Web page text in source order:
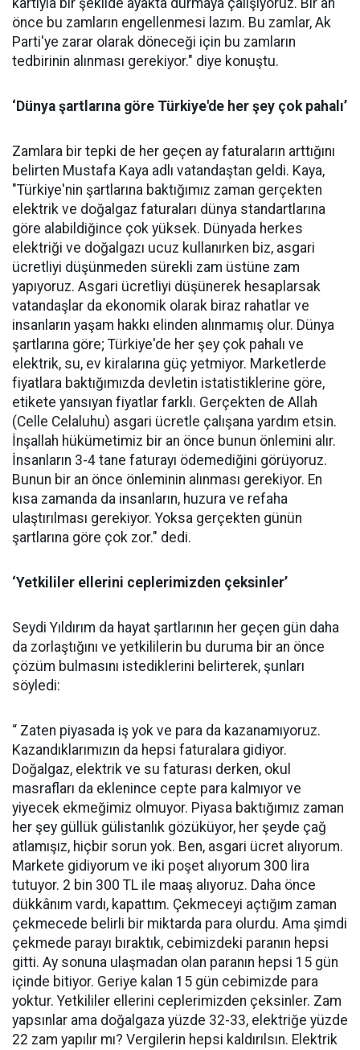
kartıyla bir şekilde ayakta durmaya çalışıyoruz. Bir an
önce bu zamların engellenmesi lazım. Bu zamlar, Ak
Parti'ye zarar olarak döneceği için bu zamların
tedbirinin alınması gerekiyor." diye konuştu.
‘Dünya şartlarına göre Türkiye'de her şey çok pahalı’
Zamlara bir tepki de her geçen ay faturaların arttığını
belirten Mustafa Kaya adlı vatandaştan geldi. Kaya,
"Türkiye'nin şartlarına baktığımız zaman gerçekten
elektrik ve doğalgaz faturaları dünya standartlarına
göre alabildiğince çok yüksek. Dünyada herkes
elektriği ve doğalgazı ucuz kullanırken biz, asgari
ücretliyi düşünmeden sürekli zam üstüne zam
yapıyoruz. Asgari ücretliyi düşünerek hesaplarsak
vatandaşlar da ekonomik olarak biraz rahatlar ve
insanların yaşam hakkı elinden alınmamış olur. Dünya
şartlarına göre; Türkiye'de her şey çok pahalı ve
elektrik, su, ev kiralarına güç yetmiyor. Marketlerde
fiyatlara baktığımızda devletin istatistiklerine göre,
etikete yansıyan fiyatlar farklı. Gerçekten de Allah
(Celle Celaluhu) asgari ücretle çalışana yardım etsin.
İnşallah hükümetimiz bir an önce bunun önlemini alır.
İnsanların 3-4 tane faturayı ödemediğini görüyoruz.
Bunun bir an önce önleminin alınması gerekiyor. En
kısa zamanda da insanların, huzura ve refaha
ulaştırılması gerekiyor. Yoksa gerçekten günün
şartlarına göre çok zor." dedi.
‘Yetkililer ellerini ceplerimizden çeksinler’
Seydi Yıldırım da hayat şartlarının her geçen gün daha
da zorlaştığını ve yetkililerin bu duruma bir an önce
çözüm bulmasını istediklerini belirterek, şunları
söyledi:
“ Zaten piyasada iş yok ve para da kazanamıyoruz.
Kazandıklarımızın da hepsi faturalara gidiyor.
Doğalgaz, elektrik ve su faturası derken, okul
masrafları da eklenince cepte para kalmıyor ve
yiyecek ekmeğimiz olmuyor. Piyasa baktığımız zaman
her şey güllük gülistanlık gözüküyor, her şeyde çağ
atlamışız, hiçbir sorun yok. Ben, asgari ücret alıyorum.
Markete gidiyorum ve iki poşet alıyorum 300 lira
tutuyor. 2 bin 300 TL ile maaş alıyoruz. Daha önce
dükkânım vardı, kapattım. Çekmeceyi açtığım zaman
çekmecede belirli bir miktarda para olurdu. Ama şimdi
çekmede parayı bıraktık, cebimizdeki paranın hepsi
gitti. Ay sonuna ulaşmadan olan paranın hepsi 15 gün
içinde bitiyor. Geriye kalan 15 gün cebimizde para
yoktur. Yetkililer ellerini ceplerimizden çeksinler. Zam
yapsınlar ama doğalgaza yüzde 32-33, elektriğe yüzde
22 zam yapılır mı? Vergilerin hepsi kaldırılsın. Elektrik